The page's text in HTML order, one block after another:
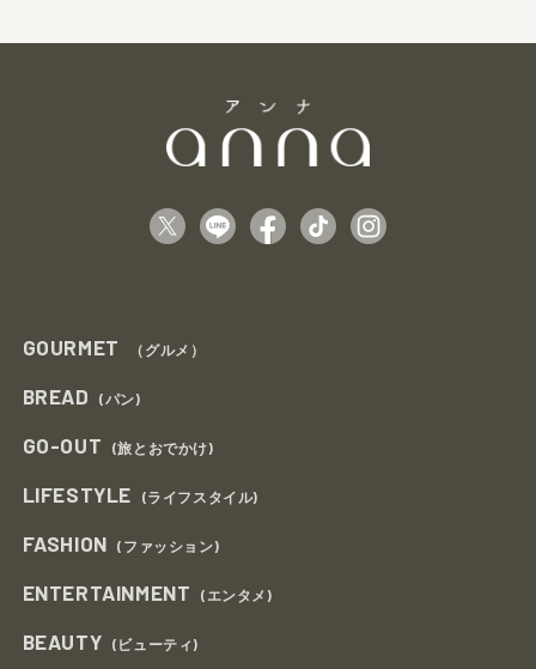
GOURMET （グルメ）
BREAD (パン)
GO-OUT (旅とおでかけ)
LIFESTYLE (ライフスタイル)
FASHION (ファッション)
ENTERTAINMENT (エンタメ)
BEAUTY (ビューティ)